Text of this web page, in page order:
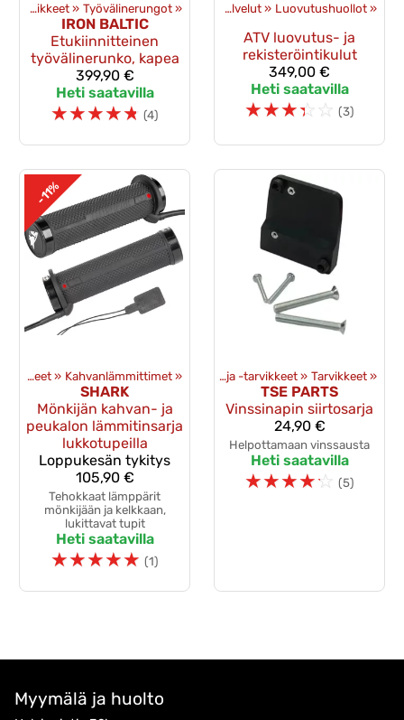
Puskulevyt ja tarvikkeet ‪» Työvälinerungot ‪»
IRON BALTIC
Etukiinnitteinen
työvälinerunko, kapea
399,90 €
Heti saatavilla
☆☆☆☆☆ (4)
Tuotteet Palvelut ‪» Luovutushuollot ‪»
ATV luovutus- ja
rekisteröintikulut
349,00 €
Heti saatavilla
☆☆☆☆ ☆ (3)
-11%
Mönkijän lisävarusteet ‪» Kahvanlämmittimet ‪»
SHARK
Mönkijän kahvan- ja
peukalon lämmitinsarja
lukkotupeilla
Loppukesän tykitys
105,90 €
Tehokkaat lämppärit
mönkijään ja kelkkaan,
lukittavat tupit
Heti saatavilla
☆☆☆☆☆ (1)
‪» Mönkijän lisävarusteet ‪» Vinssit ja -tarvikkeet ‪» Tarvikkeet ‪»
TSE PARTS
Vinssinapin siirtosarja
24,90 €
Helpottamaan vinssausta
Heti saatavilla
☆☆☆☆☆ (5)
Myymälä ja huolto